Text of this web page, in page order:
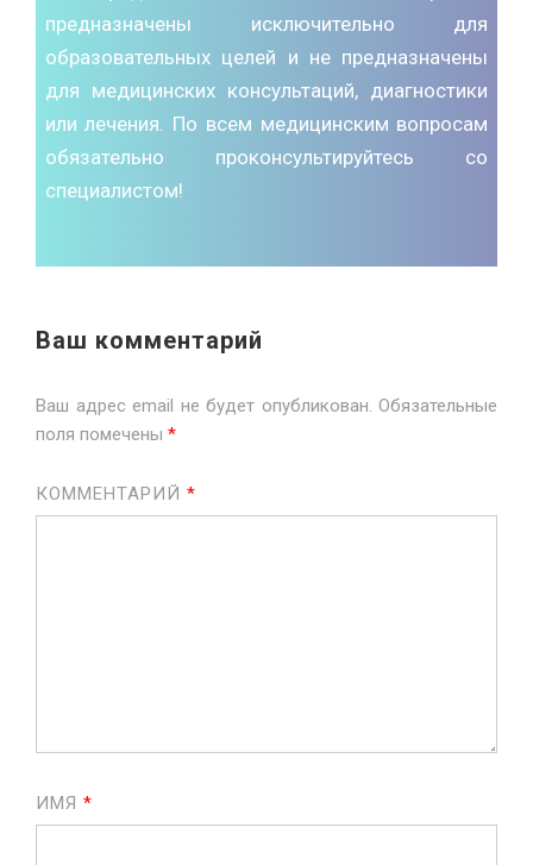
предназначены исключительно для
образовательных целей и не предназначены
для медицинских консультаций, диагностики
или лечения. По всем медицинским вопросам
обязательно проконсультируйтесь со
специалистом!
Ваш комментарий
Ваш адрес email не будет опубликован. Обязательные
поля помечены *
КОММЕНТАРИЙ *
ИМЯ *